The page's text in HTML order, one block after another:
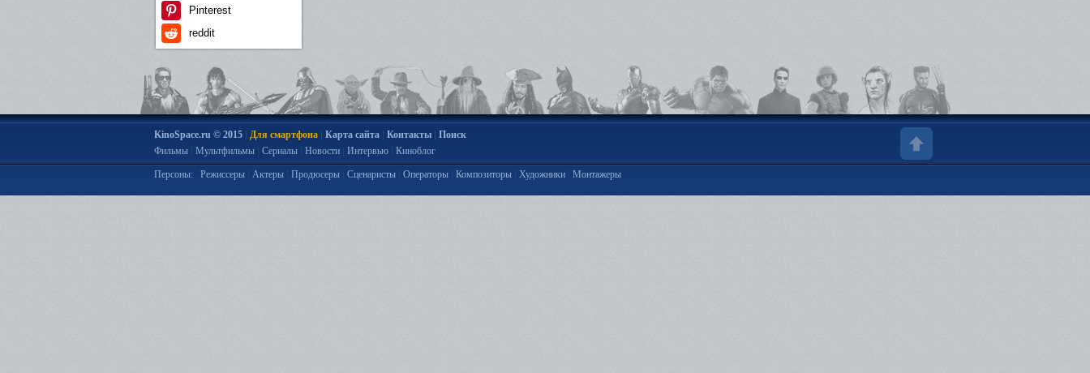
Pinterest
reddit
KinoSpace.ru © 2015| Для смартфона| Карта сайта| Контакты| Поиск
Фильмы| Мультфильмы| Сериалы| Новости| Интервью| Киноблог
Персоны: Режиссеры| Актеры| Продюсеры| Сценаристы| Операторы| Композиторы| Художники| Монтажеры